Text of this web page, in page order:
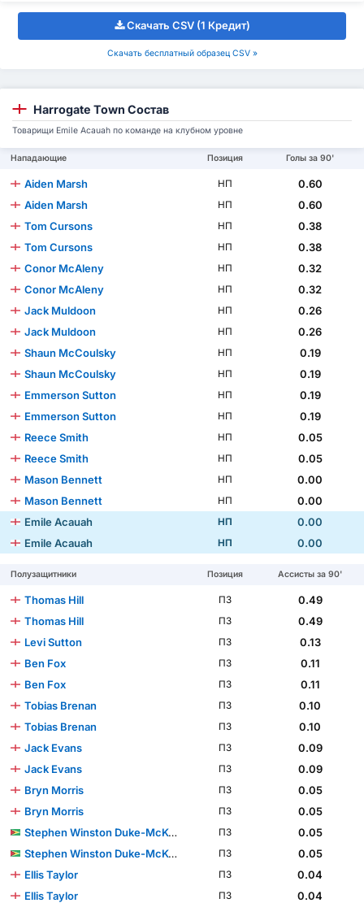
Скачать CSV (1 Кредит)
Скачать бесплатный образец CSV »
Harrogate Town Состав
Товарищи Emile Acauah по команде на клубном уровне
Нападающие Позиция Голы за 90'
Aiden Marsh НП
0.60
Aiden Marsh
НП
0.60
Tom Cursons
НП
0.38
Tom Cursons
НП
0.38
Conor McAleny
НП
0.32
Conor McAleny
НП
0.32
Jack Muldoon
НП
0.26
Jack Muldoon
НП
0.26
Shaun McCoulsky
НП
0.19
Shaun McCoulsky
НП
0.19
Emmerson Sutton
НП
0.19
Emmerson Sutton
НП
0.19
Reece Smith
НП
0.05
Reece Smith
НП
0.05
Mason Bennett
НП
0.00
Mason Bennett
НП
0.00
Emile Acauah
НП
0.00
Emile Acauah
НП 0.00
Полузащитники Позиция Ассисты за 90'
Thomas Hill ПЗ
0.49
Thomas Hill
ПЗ
0.49
Levi Sutton
ПЗ
0.13
Ben Fox
ПЗ
0.11
Ben Fox
ПЗ
0.11
Tobias Brenan
ПЗ
0.10
Tobias Brenan
ПЗ
0.10
Jack Evans
ПЗ
0.09
Jack Evans
ПЗ
0.09
Bryn Morris
ПЗ
0.05
Bryn Morris
ПЗ
0.05
Stephen Winston Duke-McKenna
ПЗ
0.05
Stephen Winston Duke-McKenna
ПЗ
0.05
Ellis Taylor
ПЗ
0.04
Ellis Taylor
ПЗ
0.04